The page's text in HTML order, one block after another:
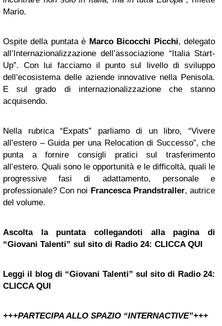
Mario.
Ospite della puntata è Marco Bicocchi Picchi, delegato
all’Internazionalizzazione dell’associazione “Italia Start-
Up”. Con lui facciamo il punto sul livello di sviluppo
dell’ecosistema delle aziende innovative nella Penisola.
E sul grado di internazionalizzazione che stanno
acquisendo.
Nella rubrica “Expats” parliamo di un libro, “Vivere
all’estero – Guida per una Relocation di Successo”, che
punta a fornire consigli pratici sul trasferimento
all’estero. Quali sono le opportunità e le difficoltà, quali le
progressive fasi di adattamento, personale e
professionale? Con noi Francesca Prandstraller, autrice
del volume.
Ascolta la puntata collegandoti alla pagina di
“Giovani Talenti” sul sito di Radio 24: CLICCA QUI
Leggi il blog di “Giovani Talenti” sul sito di Radio 24:
CLICCA QUI
+++PARTECIPA ALLO SPAZIO “INTERNACTIVE”+++